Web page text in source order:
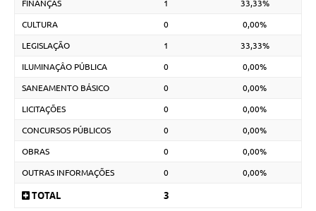
FINANÇAS 1 33,33%
CULTURA 0 0,00%
LEGISLAÇÃO 1 33,33%
ILUMINAÇÂO PÚBLICA 0 0,00%
SANEAMENTO BÁSICO 0 0,00%
LICITAÇÕES 0 0,00%
CONCURSOS PÚBLICOS 0 0,00%
OBRAS 0 0,00%
OUTRAS INFORMAÇÕES 0 0,00%
TOTAL 3